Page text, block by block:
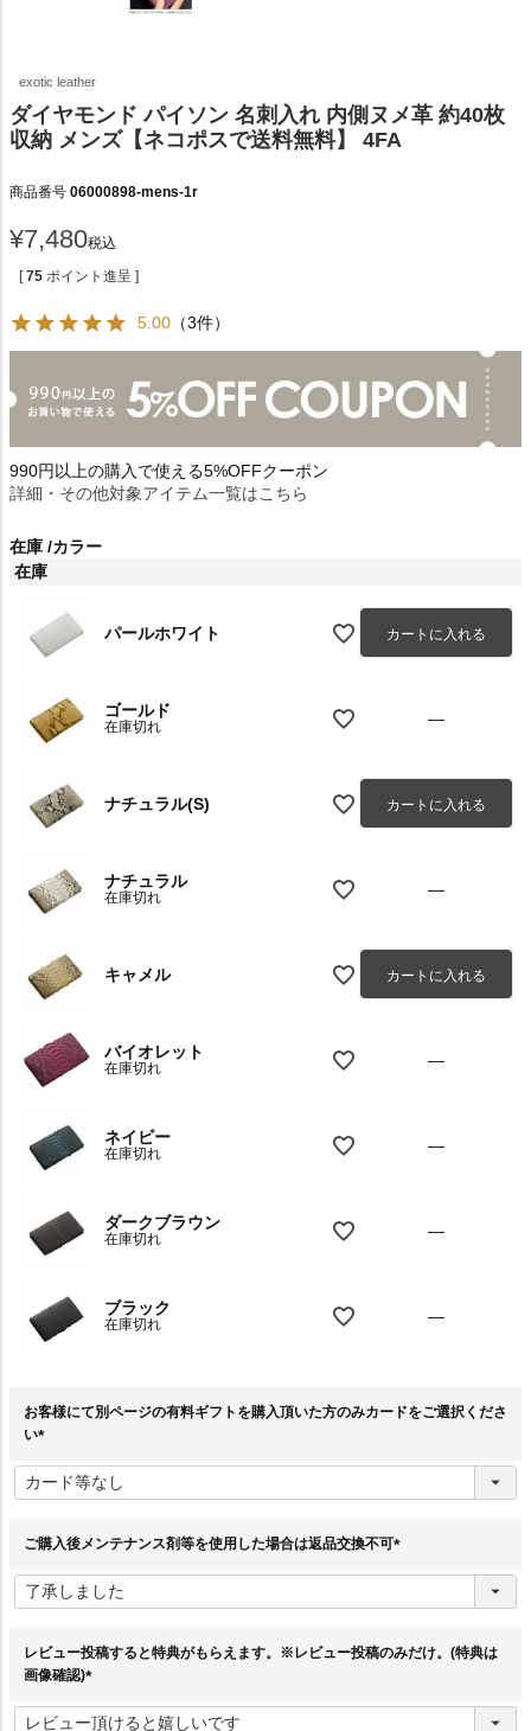
exotic leather
ダイヤモンド パイソン 名刺入れ 内側ヌメ革 約40枚
収納 メンズ【ネコポスで送料無料】 4FA
商品番号 06000898-mens-1r
¥7,480税込
[ 75 ポイント進呈 ]
5.00 （3件）
990円以上の購入で使える5%OFFクーポン
詳細・その他対象アイテム一覧はこちら
在庫 カラー
在庫
パールホワイト カートに入れる
ゴールド
在庫切れ —
ナチュラル(S) カートに入れる
ナチュラル
在庫切れ —
キャメル カートに入れる
バイオレット
在庫切れ —
ネイビー
在庫切れ —
ダークブラウン
在庫切れ —
ブラック
在庫切れ —
お客様にて別ページの有料ギフトを購入頂いた方のみカードをご選択くださ
い
必
須
ご購入後メンテナンス剤等を使用した場合は返品交換不可
須
レビュー投稿すると特典がもらえます。※レビュー投稿のみだけ。(特典は
画像確認)
必